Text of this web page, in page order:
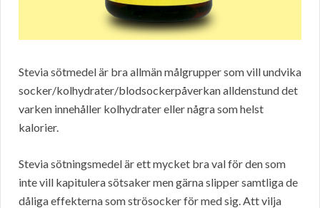
Stevia sötmedel är bra allmän målgrupper som vill undvika
socker/kolhydrater/blodsockerpåverkan alldenstund det
varken innehåller kolhydrater eller några som helst
kalorier.
Stevia sötningsmedel är ett mycket bra val för den som
inte vill kapitulera sötsaker men gärna slipper samtliga de
dåliga effekterna som strösocker för med sig. Att vilja